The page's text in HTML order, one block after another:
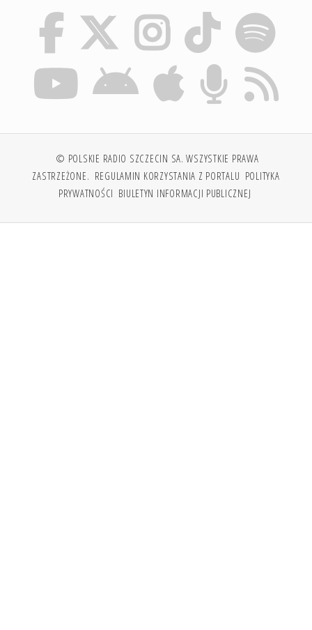
© POLSKIE RADIO SZCZECIN SA. WSZYSTKIE PRAWA
ZASTRZEŻONE. REGULAMIN KORZYSTANIA Z PORTALU POLITYKA
PRYWATNOŚCI BIULETYN INFORMACJI PUBLICZNEJ